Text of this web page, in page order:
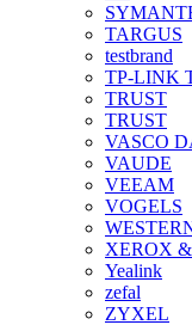
TARGUS
testbrand
TP-LINK
TRUST
TRUST
VASCO
VAUDE
VEEAM
VOGELS
XEROX
Yealink
zefal
ZYXEL